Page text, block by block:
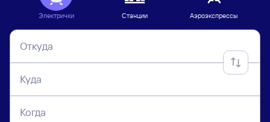
Электрички Станции Аэроэкспрессы
Откуда
Куда
Когда